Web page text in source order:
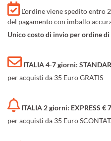
L'ordine viene spedito entro
del pagamento con imballo
Unico costo di invio per ordine
ITALIA 4-7 giorni:
per acquisti da 35 Euro GRATIS
ITALIA 2 giorni: EXPRESS €
per acquisti da 35 Euro